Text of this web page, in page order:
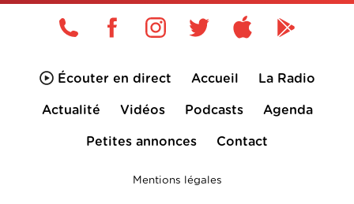
Écouter en direct Accueil La Radio
Actualité Vidéos Podcasts Agenda
Petites annonces Contact
Mentions légales